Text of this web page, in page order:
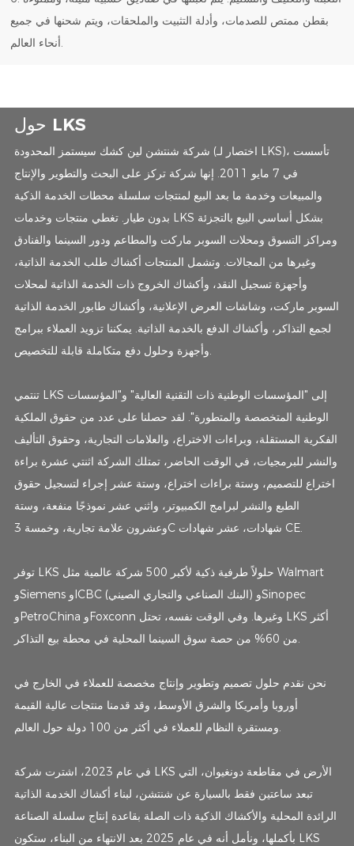
بقطن ممتص للصدمات، وأدلة التثبيت والملحقات، ويتم شحنها في جميع
أنحاء العالم.
حول LKS
شركة شنتشن لين كشك سيستمز المحدودة (اختصار لـ LKS)، تأسست
في 7 مايو 2011. إنها شركة تركز على البحث والتطوير والإنتاج
والمبيعات وخدمة ما بعد البيع لمنتجات سلسلة محطات الخدمة الذكية
بدون طيار. تغطي منتجات وخدمات LKS بشكل أساسي البيع بالتجزئة
ومراكز التسوق ومحلات السوبر ماركت والمطاعم ودور السينما والفنادق
وغيرها من المجالات. وتشمل المنتجات أكشاك طلب الخدمة الذاتية،
وأجهزة تسجيل النقد، وأكشاك الخروج ذات الخدمة الذاتية لمحلات
السوبر ماركت، وشاشات العرض الإعلانية، وأكشاك طابور الخدمة الذاتية
لجمع التذاكر، وأكشاك الدفع بالخدمة الذاتية. يمكننا تزويد العملاء ببرامج
وأجهزة وحلول دفع متكاملة قابلة للتخصيص.
تنتمي LKS إلى "المؤسسات الوطنية ذات التقنية العالية" و"المؤسسات
الوطنية المتخصصة والمتطورة". لقد حصلنا على عدد من حقوق الملكية
الفكرية المستقلة، وبراءات الاختراع، والعلامات التجارية، وحقوق التأليف
والنشر للبرمجيات، في الوقت الحاضر، تمتلك الشركة اثنتي عشرة براءة
اختراع للتصميم، وستة براءات اختراع، وستة عشر إجراء لتسجيل حقوق
الطبع والنشر لبرامج الكمبيوتر، واثني عشر نموذجًا منفعة، وستة
وعشرون علامة تجارية، وخمسة 3C شهادات، عشر شهادات CE.
توفر LKS حلولاً طرفية ذكية لأكبر 500 شركة عالمية مثل Walmart
وSiemens وICBC (البنك الصناعي والتجاري الصيني) وSinopec
وPetroChina وFoxconn وغيرها. وفي الوقت نفسه، تحتل LKS أكثر
من 60% من حصة سوق السينما المحلية في محطة بيع التذاكر.
نحن نقدم حلول تصميم وتطوير وإنتاج مخصصة للعملاء في الخارج في
أوروبا وأمريكا والشرق الأوسط، وقد قدمنا ​​منتجات عالية القيمة
ومستقرة النظام للعملاء في أكثر من 100 دولة حول العالم.
في عام 2023، اشترت شركة LKS الأرض في مقاطعة دونغيوان، التي
تبعد ساعتين فقط بالسيارة عن شنتشن، لبناء أكشاك الخدمة الذاتية
الرائدة المحلية والأكشاك الذكية ذات الصلة بقاعدة إنتاج سلسلة الصناعة
بأكملها، ونأمل أنه في عام 2025 بعد الانتهاء من البناء، ستكون LKS